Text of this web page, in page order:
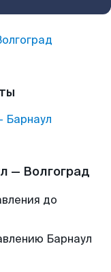
Барнаул
— Волгоград
до
Барнаул